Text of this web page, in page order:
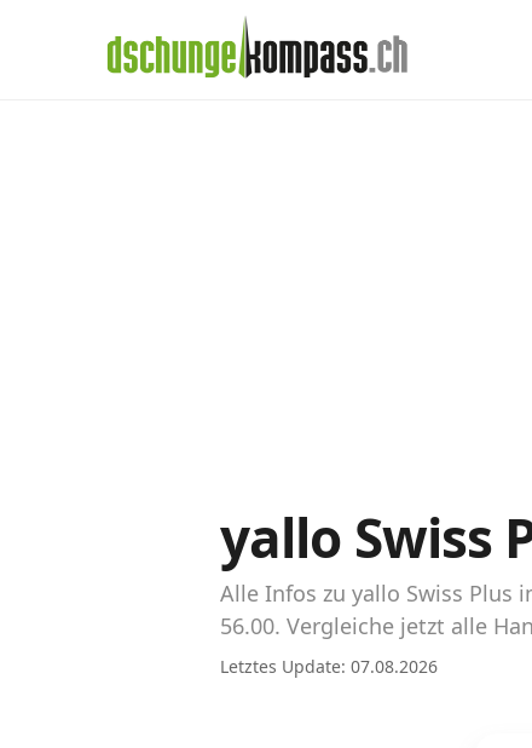
Daten-Abos vergleichen
Abos für Tablets, Hotspots und Smart
Tarifrechner Handy-Abo
Der gute alte Tarifrechner im neuen Design
yallo Swiss
Alle Infos zu yallo Swiss Plus
56.00. Vergleiche jetzt alle
Letztes Update: 07.08.2026